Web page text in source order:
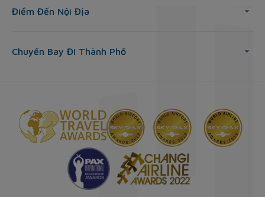
Điểm Đến Nội Địa
Chuyến Bay Đi Thành Phố